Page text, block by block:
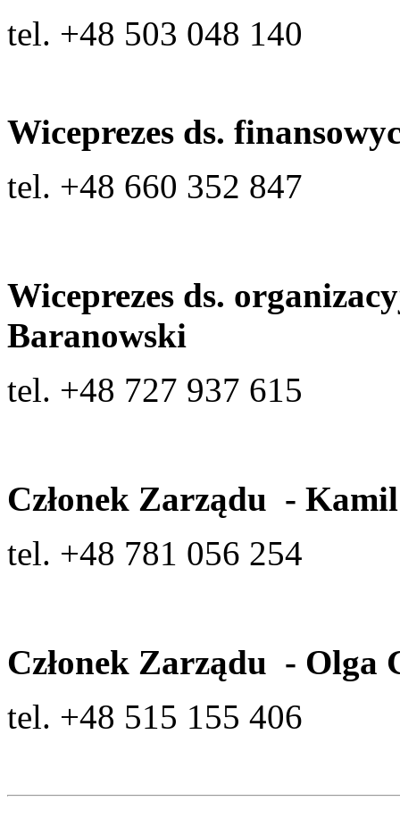
tel. +48 503 048 140
Wiceprezes ds.
tel. +48 660 352 847
Wiceprezes ds.
Baranowski
tel. +48 727 937 615
Członek Zarządu - Kamil
tel. +48 781 056 254
Członek Zarządu - Olga
tel. +48 515 155 406